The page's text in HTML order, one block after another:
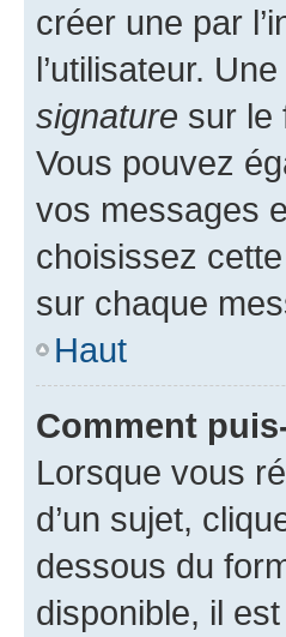
créer une par
l’utilisateur.
signature sur le
Vous pouvez
vos messages
choisissez
sur chaque
Haut
Comment
Lorsque vous
d’un sujet,
dessous du
disponible, il